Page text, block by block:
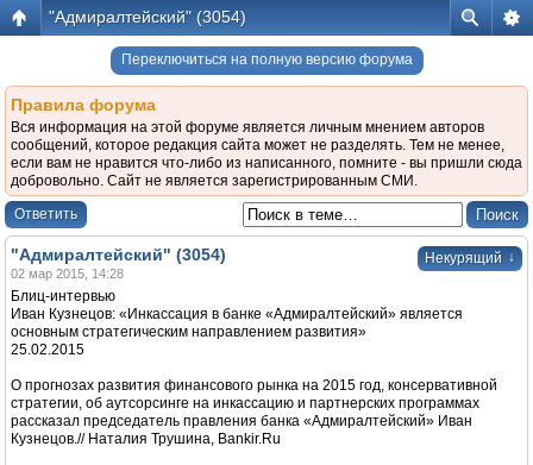
"Адмиралтейский" (3054)
Переключиться на полную версию форума
Правила форума
Вся информация на этой форуме является личным мнением авторов
сообщений, которое редакция сайта может не разделять. Тем не менее,
если вам не нравится что-либо из написанного, помните - вы пришли сюда
добровольно. Сайт не является зарегистрированным СМИ.
Ответить
Некурящий ↓
"Адмиралтейский" (3054)
02 мар 2015, 14:28
Блиц-интервью
Иван Кузнецов: «Инкассация в банке «Адмиралтейский» является
основным стратегическим направлением развития»
25.02.2015
О прогнозах развития финансового рынка на 2015 год, консервативной
стратегии, об аутсорсинге на инкассацию и партнерских программах
рассказал председатель правления банка «Адмиралтейский» Иван
Кузнецов.// Наталия Трушина, Bankir.Ru